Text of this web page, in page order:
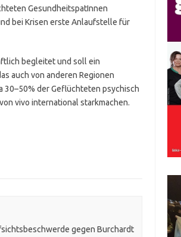
GesundheitspatInnen
bei Krisen erste Anlaufstelle für
begleitet und soll ein
auch von anderen Regionen
30–50% der Geflüchteten psychisch
vivo international starkmachen.
gegen Burchardt